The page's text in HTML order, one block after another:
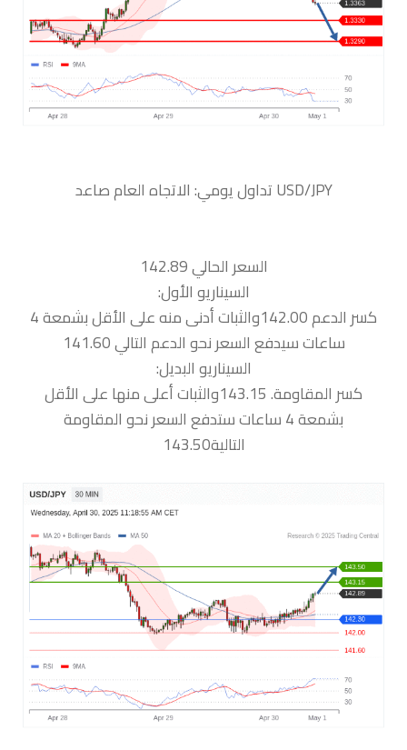
‏USD/JPY تداول يومي: الاتجاه العام صاعد
السعر الحالي 142.89
السيناريو الأول:
كسر الدعم 142.00والثبات أدنى منه على الأقل بشمعة 4
ساعات سيدفع السعر نحو الدعم التالي 141.60
السيناريو البديل:
كسر المقاومة. 143.15والثبات أعلى منها على الأقل
بشمعة 4 ساعات ستدفع السعر نحو المقاومة
التالية143.50